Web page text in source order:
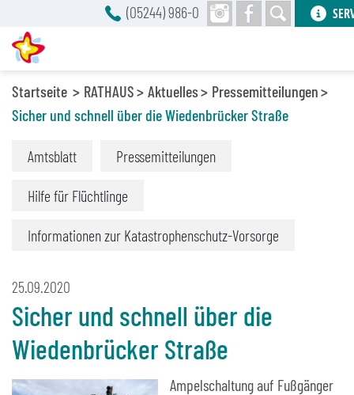
Startseite RATHAUS Aktuelles
Pressemitteilungen
Sicher und schnell über die Wiedenbrücker Straße
Amtsblatt Pressemitteilungen
Hilfe für Flüchtlinge
Informationen zur Katastrophenschutz-Vorsorge
25.09.2020
Sicher und schnell über die
Wiedenbrücker Straße
Ampelschaltung auf Fußgänger
(05244) 986-0